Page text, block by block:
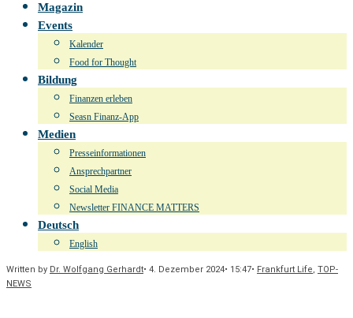
Magazin
Events
Kalender
Food for Thought
Bildung
Finanzen erleben
Seasn Finanz-App
Medien
Presseinformationen
Ansprechpartner
Social Media
Newsletter FINANCE MATTERS
Deutsch
English
Written by Dr. Wolfgang Gerhardt• 4. Dezember 2024• 15:47• Frankfurt Life, TOP-
NEWS